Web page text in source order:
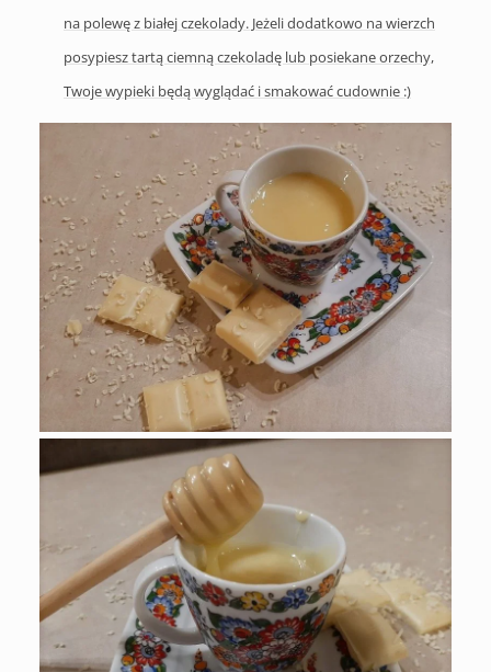
na polewę z białej czekolady. Jeżeli dodatkowo na wierzch
posypiesz tartą ciemną czekoladę lub posiekane orzechy,
Twoje wypieki będą wyglądać i smakować cudownie :)